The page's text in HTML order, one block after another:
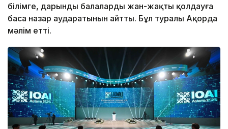
білімге, дарынды балаларды жан-жақты қолдауға
баса назар аударатынын айтты. Бұл туралы Ақорда
мәлім етті.